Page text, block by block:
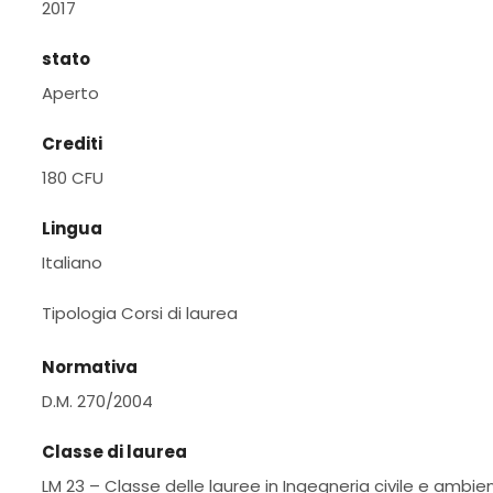
2017
stato
Aperto
Crediti
180 CFU
Lingua
Italiano
Tipologia Corsi di laurea
Normativa
D.M. 270/2004
Classe di laurea
LM 23 – Classe delle lauree in Ingegneria civile e